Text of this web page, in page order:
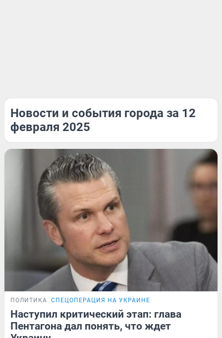
Новости и события города за 12
февраля 2025
ПОЛИТИКА СПЕЦОПЕРАЦИЯ НА УКРАИНЕ
Наступил критический этап: глава
Пентагона дал понять, что ждет